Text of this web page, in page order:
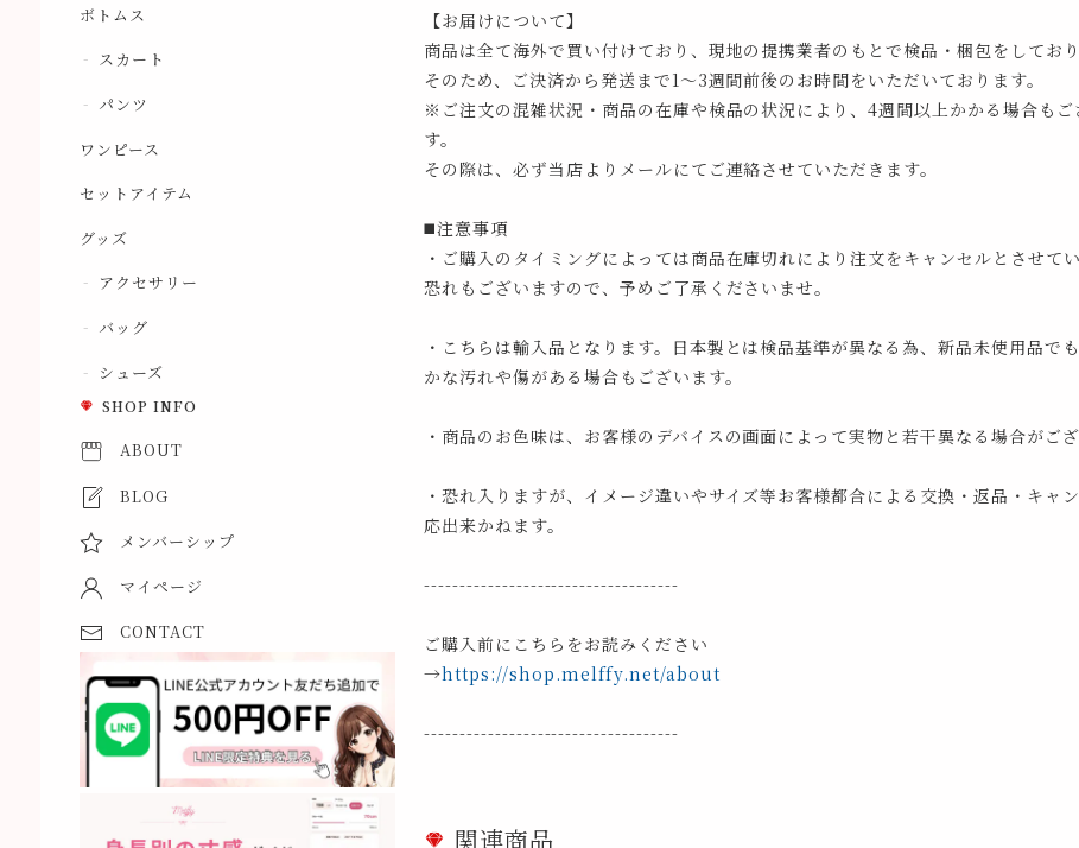
ボトムス
スカート
パンツ
ワンピース
セットアイテム
グッズ
アクセサリー
バッグ
シューズ
SHOP INFO
ABOUT
BLOG
メンバーシップ
マイページ
CONTACT
【お届けについて】
商品は全て海外で買い付けており、現地の提携業者のもとで検品・梱包をしており
そのため、ご決済から発送まで1～3週間前後のお時間をいただいております。
※ご注文の混雑状況・商品の在庫や検品の状況により、4週間以上かかる場合もご
す。
その際は、必ず当店よりメールにてご連絡させていただきます。
◼️注意事項
・ご購入のタイミングによっては商品在庫切れにより注文をキャンセルとさせて
恐れもございますので、予めご了承くださいませ。
・こちらは輸入品となります。日本製とは検品基準が異なる為、新品未使用品で
かな汚れや傷がある場合もございます。
・商品のお色味は、お客様のデバイスの画面によって実物と若干異なる場合がござ
・恐れ入りますが、イメージ違いやサイズ等お客様都合による交換・返品・キャ
応出来かねます。
------------------------------------
ご購入前にこちらをお読みください
→https://shop.melffy.net/about
------------------------------------
関連商品